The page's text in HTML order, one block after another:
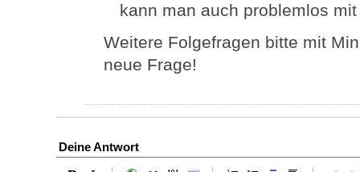
kann man auch problemlos
Weitere Folgefragen bitte mit
neue Frage!
Deine Antwort